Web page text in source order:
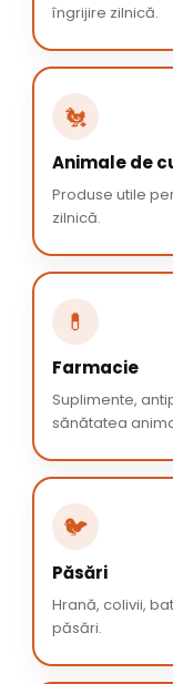
îngrijire zilnică.
🐔
Animale de
Produse utile
zilnică.
💊
Farmacie
Suplimente,
sănătatea
🐦
Păsări
Hrană, colivii,
păsări.